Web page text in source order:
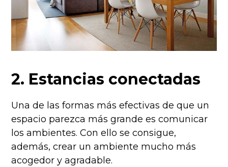
2. Estancias conectadas
Una de las formas más efectivas de que un
espacio parezca más grande es comunicar
los ambientes. Con ello se consigue,
además, crear un ambiente mucho más
acogedor y agradable.